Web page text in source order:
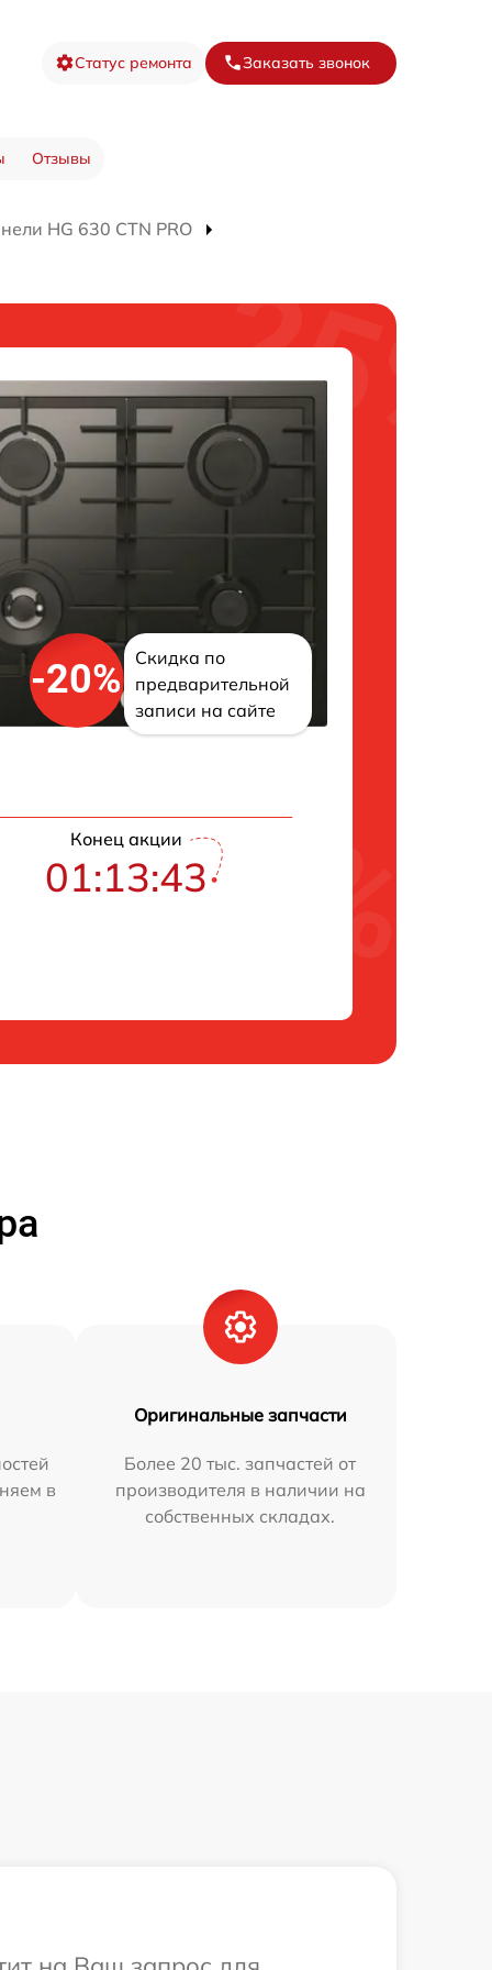
Статус ремонта Заказать звонок
Отзывы
HG 630 CTN PRO
-20%
Скидка по
предварительной
записи на сайте
Конец акции
01:13:42
в
Оригинальные запчасти
Более 20 тыс. запчастей от
производителя в наличии на
собственных складах.